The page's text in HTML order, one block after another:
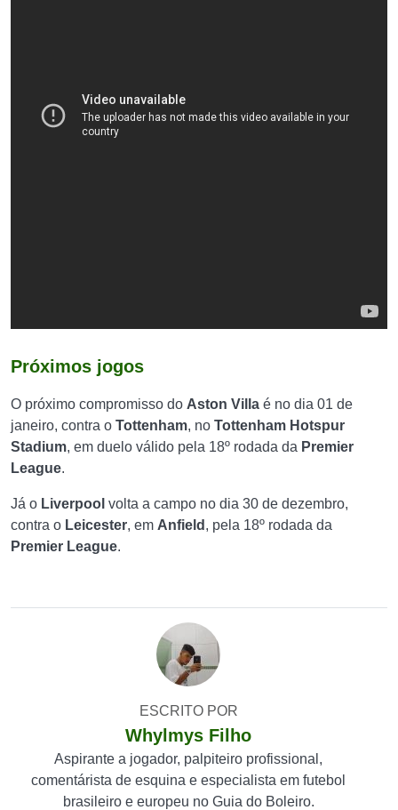
Próximos jogos
O próximo compromisso do Aston Villa é no dia 01 de
janeiro, contra o Tottenham, no Tottenham Hotspur
Stadium, em duelo válido pela 18º rodada da Premier
League.
Já o Liverpool volta a campo no dia 30 de dezembro,
contra o Leicester, em Anfield , pela 18º rodada da
Premier League.
ESCRITO POR
Whylmys Filho
Aspirante a jogador, palpiteiro profissional,
comentárista de esquina e especialista em futebol
brasileiro e europeu no Guia do Boleiro.